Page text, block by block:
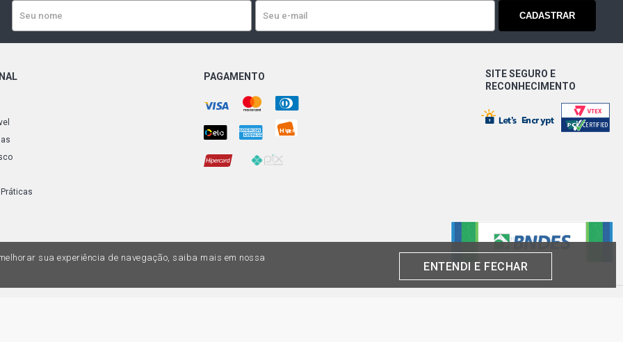
CADASTRAR
PAGAMENTO
SITE SEGURO E
RECONHECIMENTO
sua experiência de navegação, saiba mais em nossa
ENTENDI E FECHAR